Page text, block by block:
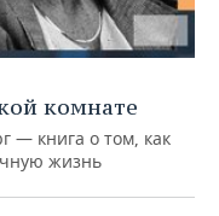
комнате
— книга о том, как
жизнь